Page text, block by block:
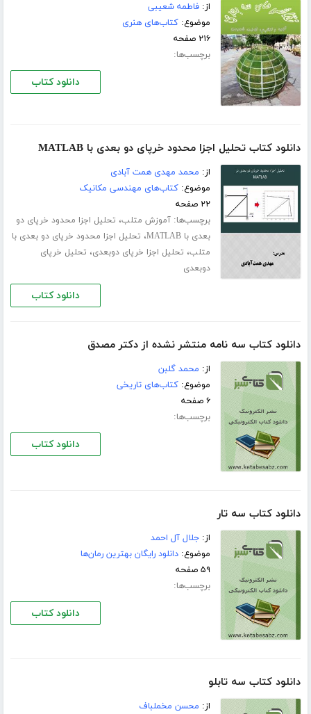
از:فاطمه شعیبی
موضوع:کتاب‌های هنری
۲۱۶ صفحه
برچسب‌ها:
دانلود کتاب
دانلود کتاب تحلیل اجزا محدود خرپای دو بعدی با MATLAB
از: محمد مهدی همت آبادی
موضوع:کتاب‌های مهندسی مکانیک
۲۲ صفحه
برچسب‌ها:آموزش متلب، تحلیل اجزا محدود خرپای دو
بعدی با MATLAB
، تحلیل اجزا محدود خرپای دو بعدی با
متلب، تحلیل اجزا خرپای دوبعدی، تحلیل خرپای
دوبعدی
دانلود کتاب
دانلود کتاب سه نامه منتشر نشده از دکتر مصدق
از: محمد گلبن
موضوع:کتاب‌های تاریخی
۶ صفحه
برچسب‌ها:
دانلود کتاب
دانلود کتاب سه تار
از:جلال آل احمد
موضوع:دانلود رایگان بهترین رمان‌ها
۵۹ صفحه
برچسب‌ها:
دانلود کتاب
دانلود کتاب سه تابلو
از: محسن مخملباف